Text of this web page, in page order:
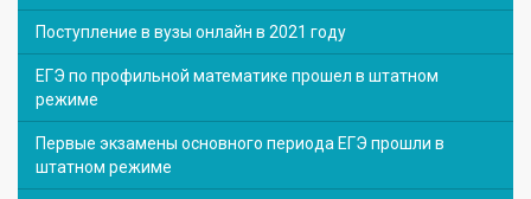
Поступление в вузы онлайн в 2021 году
ЕГЭ по профильной математике прошел в штатном
режиме
Первые экзамены основного периода ЕГЭ прошли в
штатном режиме